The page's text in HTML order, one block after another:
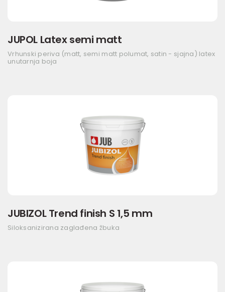
JUPOL Latex semi matt
Vrhunski periva (matt, semi matt polumat, satin - sjajna) latex
unutarnja boja
JUBIZOL Trend finish S 1,5 mm
Siloksanizirana zaglađena žbuka